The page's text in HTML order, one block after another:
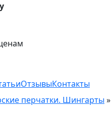
ОтзывыКонтакты
перчатки. Шингарты »